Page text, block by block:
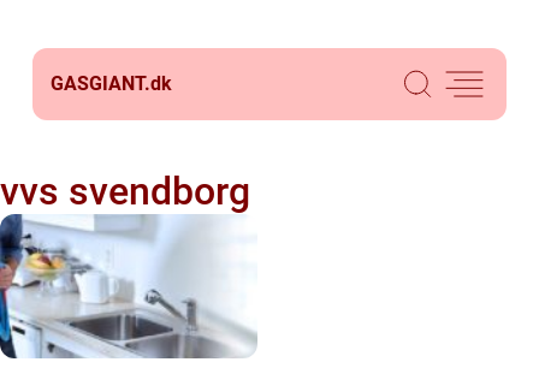
GASGIANT.dk
vvs svendborg